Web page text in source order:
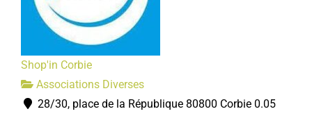
Shop'in Corbie
Associations Diverses
28/30, place de la République 80800 Corbie 0.05